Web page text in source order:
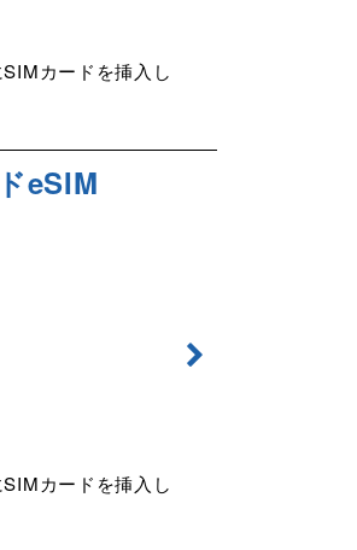
カードを挿入し
eSIM
カードを挿入し